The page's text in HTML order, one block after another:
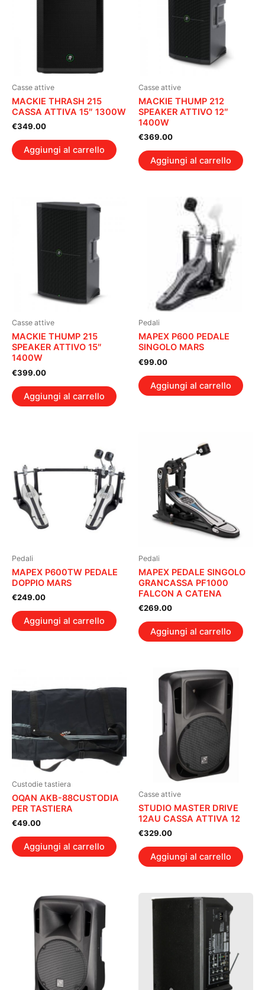
Casse attive
MACKIE THRASH 215
CASSA ATTIVA 15″ 1300W
€349.00
Aggiungi al carrello
Casse attive
MACKIE THUMP 212
SPEAKER ATTIVO 12″
1400W
€369.00
Aggiungi al carrello
Casse attive
MACKIE THUMP 215
SPEAKER ATTIVO 15″
1400W
€399.00
Aggiungi al carrello
Pedali
MAPEX P600 PEDALE
SINGOLO MARS
€99.00
Aggiungi al carrello
Pedali
MAPEX P600TW PEDALE
DOPPIO MARS
€249.00
Aggiungi al carrello
Pedali
MAPEX PEDALE SINGOLO
GRANCASSA PF1000
FALCON A CATENA
€269.00
Aggiungi al carrello
Custodie tastiera
OQAN AKB-88CUSTODIA
PER TASTIERA
€49.00
Aggiungi al carrello
Casse attive
STUDIO MASTER DRIVE
12AU CASSA ATTIVA 12
€329.00
Aggiungi al carrello